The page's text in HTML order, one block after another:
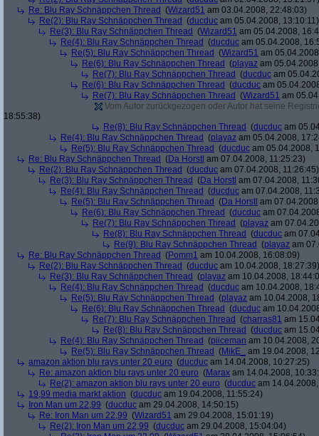
Re: Blu Ray Schnäppchen Thread (Wizard51 am 03.04.2008, 22:48:03)
Re(2): Blu Ray Schnäppchen Thread (ducduc am 05.04.2008, 13:10:11)
Re(3): Blu Ray Schnäppchen Thread (Wizard51 am 05.04.2008,
Re(4): Blu Ray Schnäppchen Thread (ducduc am 05.04.2008,
Re(5): Blu Ray Schnäppchen Thread (Wizard51 am
Re(6): Blu Ray Schnäppchen Thread (playaz am
Re(7): Blu Ray Schnäppchen Thread (ducduc am
Re(6): Blu Ray Schnäppchen Thread (ducduc am
Re(7): Blu Ray Schnäppchen Thread (Wizard51 am
Vom Autor zurückgezogen oder Autor hat seine
18:55:38)
Re(8): Blu Ray Schnäppchen Thread (ducduc am
Re(4): Blu Ray Schnäppchen Thread (playaz am 05.04.2008,
Re(5): Blu Ray Schnäppchen Thread (ducduc am 05.04.2008,
Re: Blu Ray Schnäppchen Thread (Da Horstl am 07.04.2008, 11:25:23)
Re(2): Blu Ray Schnäppchen Thread (ducduc am 07.04.2008, 11:26:45)
Re(3): Blu Ray Schnäppchen Thread (Da Horstl am 07.04.2008,
Re(4): Blu Ray Schnäppchen Thread (ducduc am 07.04.2008,
Re(5): Blu Ray Schnäppchen Thread (Da Horstl am
Re(6): Blu Ray Schnäppchen Thread (ducduc am
Re(7): Blu Ray Schnäppchen Thread (playaz am
Re(8): Blu Ray Schnäppchen Thread (ducduc am
Re(9): Blu Ray Schnäppchen Thread (playaz am
Re: Blu Ray Schnäppchen Thread (Pomm1 am 10.04.2008, 16:08:09)
Re(2): Blu Ray Schnäppchen Thread (ducduc am 10.04.2008, 18:27:39)
Re(3): Blu Ray Schnäppchen Thread (playaz am 10.04.2008,
Re(4): Blu Ray Schnäppchen Thread (ducduc am 10.04.2008,
Re(5): Blu Ray Schnäppchen Thread (playaz am 10.04.2008,
Re(6): Blu Ray Schnäppchen Thread (ducduc am
Re(7): Blu Ray Schnäppchen Thread (charras81 am
Re(8): Blu Ray Schnäppchen Thread (ducduc am
Re(4): Blu Ray Schnäppchen Thread (piiceman am 10.04.2008,
Re(5): Blu Ray Schnäppchen Thread (MikE_
am 19.04.2008,
amazon aktion blu rays unter 20 euro (ducduc am 14.04.2008, 10:27:25)
Re: amazon aktion blu rays unter 20 euro (Marax am 14.04.2008,
Re(2): amazon aktion blu rays unter 20 euro (ducduc am
19,99 media markt aktion (ducduc am 19.04.2008, 11:55:24)
Iron Man um 22,99 (ducduc am 29.04.2008, 14:50:15)
Re: Iron Man um 22,99 (Wizard51 am 29.04.2008, 15:01:19)
Re(2): Iron Man um 22,99 (ducduc am 29.04.2008, 15:04:04)